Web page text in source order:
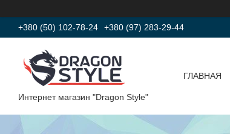
+380 (50) 102-78-24 +380 (97) 283-29-44
Интернет магазин "Dragon Style"
ГЛАВНАЯ